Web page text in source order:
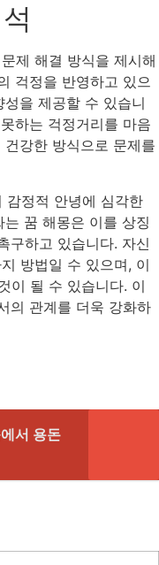
제 해결 방식을 제시해
걱정을 반영하고 있으
을 제공할 수 있습니
하는 걱정거리를 마음
강한 방식으로 문제를
감정적 안녕에 심각한
꿈 해몽은 이를 상징
구하고 있습니다. 자신
방법일 수 있으며, 이
이 될 수 있습니다. 이
의 관계를 더욱 강화하
서 용돈